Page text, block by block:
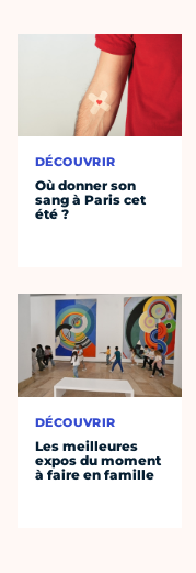
DÉCOUVRIR
Où donner son
sang à Paris cet
été ?
DÉCOUVRIR
Les meilleures
expos du moment
à faire en famille